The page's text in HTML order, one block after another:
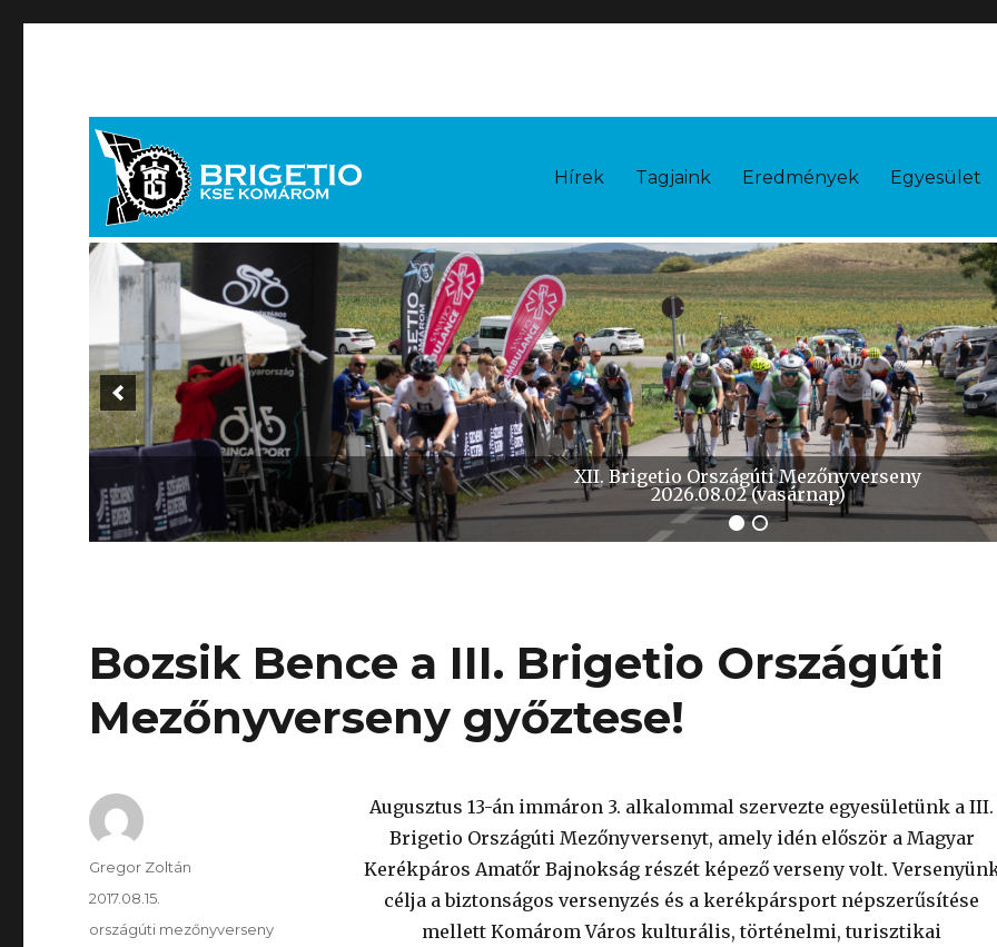
Brigetio KSE
brigetiosport[kukac]brigetiosport.hu
Hírek Tagjaink Eredmények Egyesület
X. Brigetio Időfutam
2026.10.11 (vasárnap)
Bozsik Bence a III. Brigetio Országúti
Mezőnyverseny győztese!
Augusztus 13-án immáron 3. alkalommal szervezte egyesületünk a III.
Brigetio Országúti Mezőnyversenyt, amely idén először a Magyar
Kerékpáros Amatőr Bajnokság részét képező verseny volt.
célja a biztonságos versenyzés és a kerékpársport népszerűsítése
mellett Komárom Város kulturális, történelmi, turisztikai
Szerző
Gregor Zoltán
Közzétéve
2017.08.15.
Kategória
országúti mezőnyverseny